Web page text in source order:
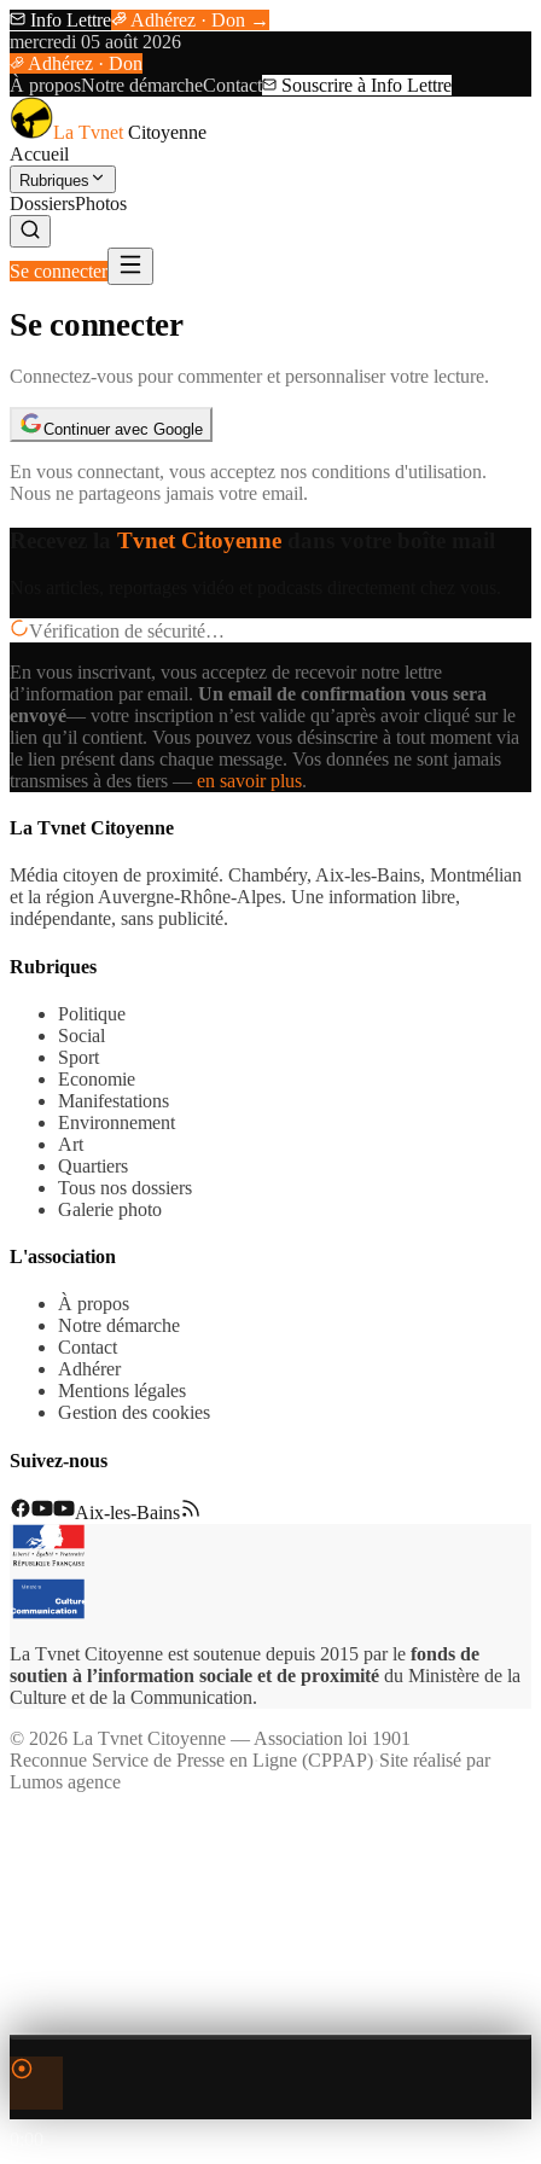
Info Lettre
Adhérez · Don →
mercredi 05 août 2026
Adhérez · Don
À proposNotre démarcheContact Souscrire à Info Lettre
La Tvnet Citoyenne
Accueil
Rubriques
DossiersPhotos
Se connecter
Se connecter
Connectez-vous pour commenter et personnaliser votre lecture.
Continuer avec Google
En vous connectant, vous acceptez nos conditions d'utilisation.
Nous ne partageons jamais votre email.
Tvnet Citoyenne
Vérification de sécurité…
En vous inscrivant, vous acceptez de recevoir notre lettre
d’information par email. Un email de confirmation vous sera
envoyé— votre inscription n’est valide qu’après avoir cliqué sur le
lien qu’il contient. Vous pouvez vous désinscrire à tout moment via
le lien présent dans chaque message. Vos données ne sont jamais
transmises à des tiers — en savoir plus.
La Tvnet Citoyenne
Média citoyen de proximité. Chambéry, Aix-les-Bains, Montmélian
et la région Auvergne-Rhône-Alpes. Une information libre,
indépendante, sans publicité.
Rubriques
Politique
Social
Sport
Economie
Manifestations
Environnement
Art
Quartiers
Tous nos dossiers
Galerie photo
L'association
À propos
Notre démarche
Contact
Adhérer
Mentions légales
Gestion des cookies
Suivez-nous
Aix-les-Bains
La Tvnet Citoyenne est soutenue depuis 2015 par le fonds de
soutien à l’information sociale et de proximité du Ministère de la
Culture et de la Communication.
© 2026 La Tvnet Citoyenne — Association loi 1901
Reconnue Service de Presse en Ligne (CPPAP)·Site réalisé par
Lumos agence